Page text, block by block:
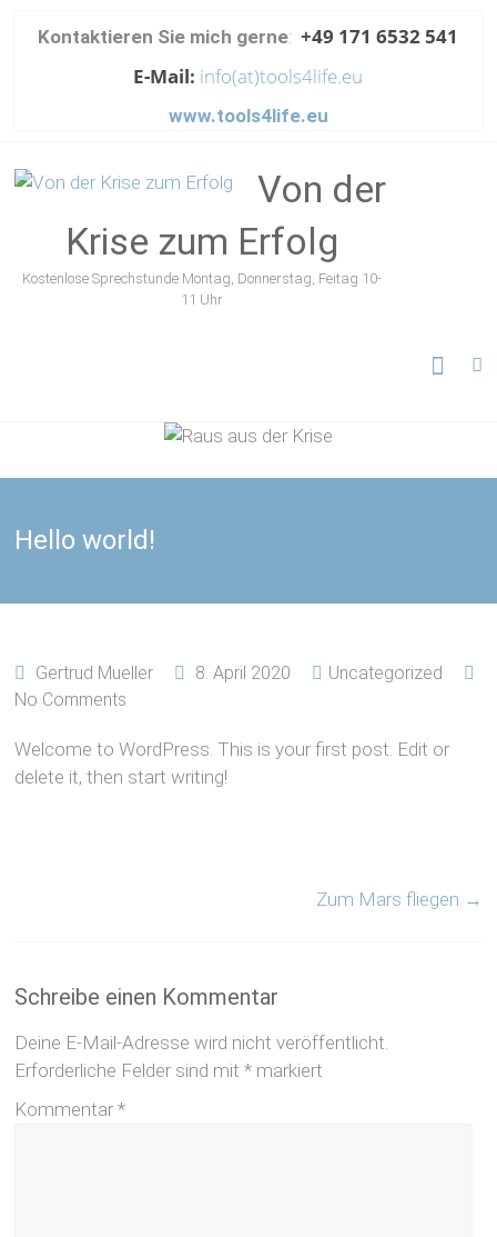
Kontaktieren Sie mich gerne: +49 171 6532 541
E-Mail: info(at)tools4life.eu
www.tools4life.eu
Von der
Krise zum Erfolg
Kostenlose Sprechstunde Montag, Donnerstag, Feitag 10-
11 Uhr
Hello world!
Gertrud Mueller 8. April 2020
Uncategorized
No Comments
Welcome to WordPress. This is your first post. Edit or
delete it, then start writing!
Zum Mars fliegen →
Schreibe einen Kommentar
Deine E-Mail-Adresse wird nicht veröffentlicht.
Erforderliche Felder sind mit* markiert
Kommentar*